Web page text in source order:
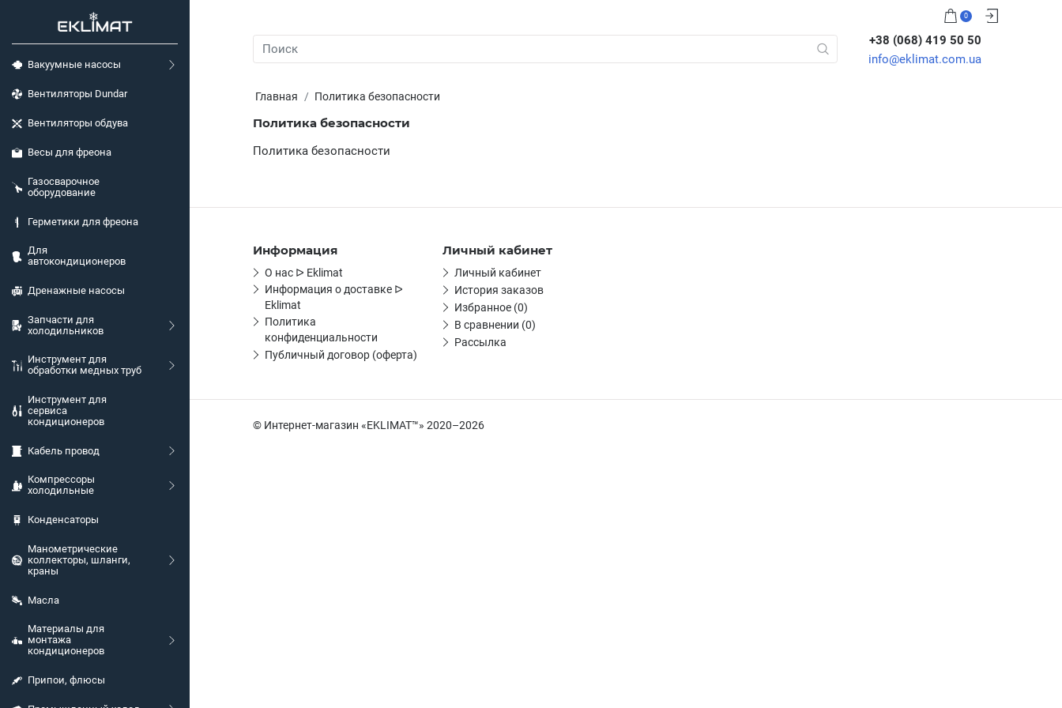
Вакуумные насосы
Вентиляторы Dundar
Вентиляторы обдува
Весы для фреона
Газосварочное
оборудование
Герметики для фреона
Для
автокондиционеров
Дренажные насосы
Запчасти для
холодильников
Инструмент для
обработки медных труб
Инструмент для
сервиса
кондиционеров
Кабель провод
Компрессоры
холодильные
Конденсаторы
Манометрические
коллекторы, шланги,
краны
Масла
Материалы для
монтажа
кондиционеров
Припои, флюсы
+38 (068) 419 50 50
info@eklimat.com.ua
0
Главная Политика безопасности
Политика безопасности
Политика безопасности
Информация
О нас ᐅ Eklimat
Информация о доставке ᐅ
Eklimat
Политика
конфиденциальности
Публичный договор (оферта)
Личный кабинет
Личный кабинет
История заказов
Избранное (0)
В сравнении (0)
Рассылка
© Интернет-магазин «EKLIMAT™» 2020–2026